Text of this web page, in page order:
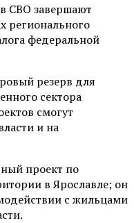
СВО завершают
регионального
федеральной
резерв для
сектора
смогут
и на
проект по
в Ярославле; он
с жильцами